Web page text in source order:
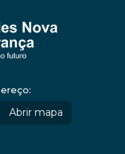
Abrir mapa